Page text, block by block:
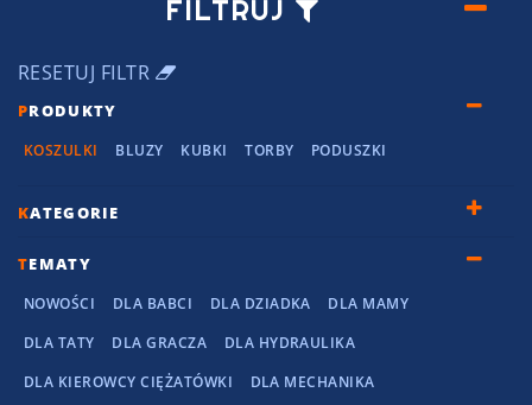
FILTRUJ
RESETUJ FILTR
PRODUKTY
KOSZULKI BLUZY KUBKI TORBY PODUSZKI
KATEGORIE
TEMATY
NOWOŚCI DLA BABCI DLA DZIADKA
DLA MAMY
DLA TATY
DLA GRACZA
DLA HYDRAULIKA
DLA KIEROWCY CIĘŻATÓWKI
DLA MECHANIKA